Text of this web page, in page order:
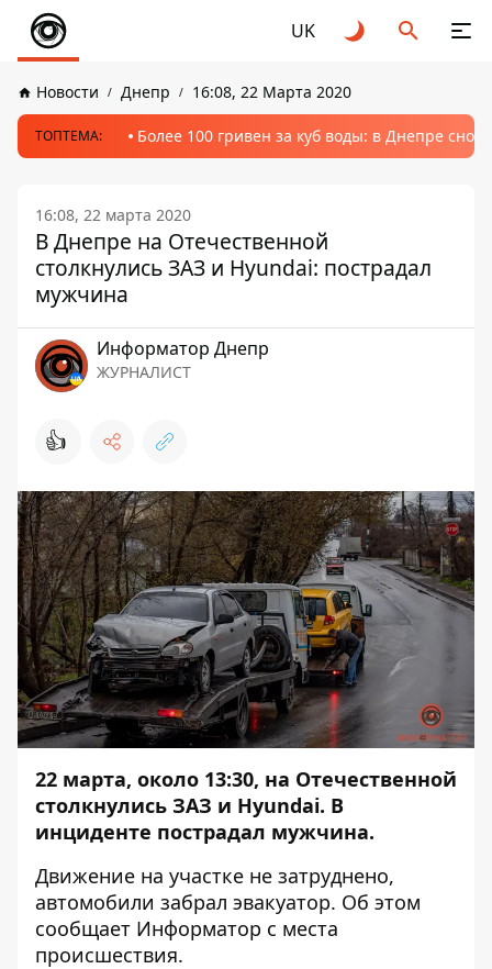
UK
Новости Днепр 16:08, 22 Марта 2020
ТОПТЕМА: Более 100 гривен за куб воды: в Днепре
16:08, 22 марта 2020
В Днепре на Отечественной
столкнулись ЗАЗ и Hyundai: пострадал
мужчина
Информатор Днепр
ЖУРНАЛИСТ
👍
22 марта, около 13:30, на Отечественной
столкнулись ЗАЗ и Hyundai. В
инциденте пострадал мужчина.
Движение на участке не затруднено,
автомобили забрал эвакуатор. Об этом
сообщает Информатор с места
происшествия.